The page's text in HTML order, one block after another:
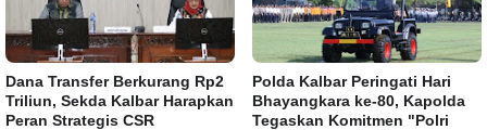
Dana Transfer Berkurang Rp2
Triliun, Sekda Kalbar Harapkan
Peran Strategis CSR
Polda Kalbar Peringati Hari
Bhayangkara ke-80, Kapolda
Tegaskan Komitmen "Polri